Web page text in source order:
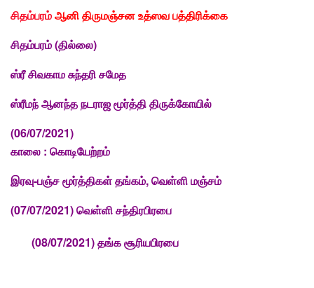
சிதம்பரம்ஆனி திருமஞ்சன உத்ஸவ பத்திரிக்கை
சிதம்பரம் (தில்லை)
ஸ்ரீ சிவகாம சுந்தரி சமேத
ஸ்ரீமந் ஆனந்த நடராஜ மூர்த்தி திருக்கோயில்
(06/07/2021)
காலை : கொடியேற்றம்
இரவு-பஞ்ச மூர்த்திகள் தங்கம், வெள்ளி மஞ்சம்
(07/07/2021) வெள்ளி சந்திரபிரபை
(08/07/2021) தங்க சூரியபிரபை